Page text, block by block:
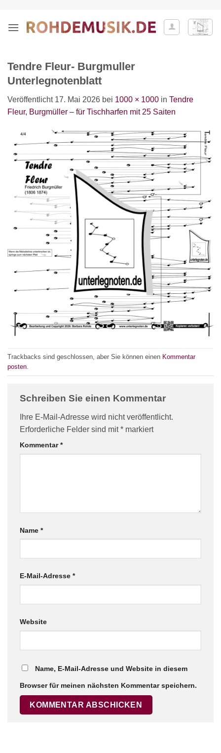
springen
Tendre Fleur- Burgmuller
Unterlegnotenblatt
Veröffentlicht 17. Mai 2026 bei 1000 × 1000 in Tendre
Fleur, Burgmüller – für Tischharfen mit 25 Saiten
Trackbacks sind geschlossen, aber Sie können einen Kommentar
posten
Schreiben Sie einen Kommentar
Ihre E-Mail-Adresse wird nicht veröffentlicht.
Erforderliche Felder sind mit* markiert
Kommentar*
Name *
E-Mail-Adresse *
Website
Name, E-Mail-Adresse und Website in diesem
Browser für meinen nächsten Kommentar speichern.
Chat Support